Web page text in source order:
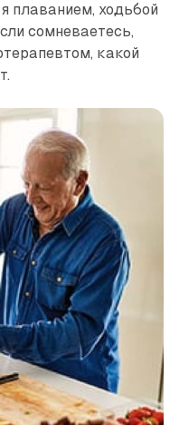
плаванием, ходьбой
сомневаетесь,
какой